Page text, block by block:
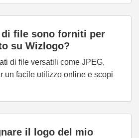
file sono forniti per
su Wizlogo?
di file versatili come JPEG,
un facile utilizzo online e scopi
il logo del mio